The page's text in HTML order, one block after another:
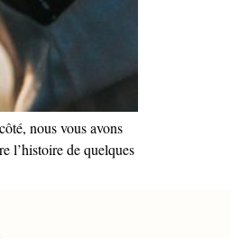
nous vous avons
l’histoire de quelques